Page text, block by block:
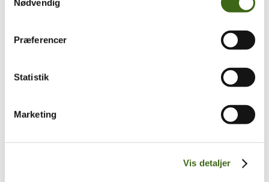
Nødvendig
Præferencer
Statistik
Marketing
Vis detaljer
CVR: 37544906
Populære sider
Lokalforeninger
Uddannelsesmateriale